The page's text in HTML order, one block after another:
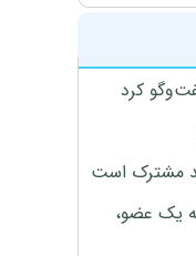
کرد
مشترک است
یک عضو،